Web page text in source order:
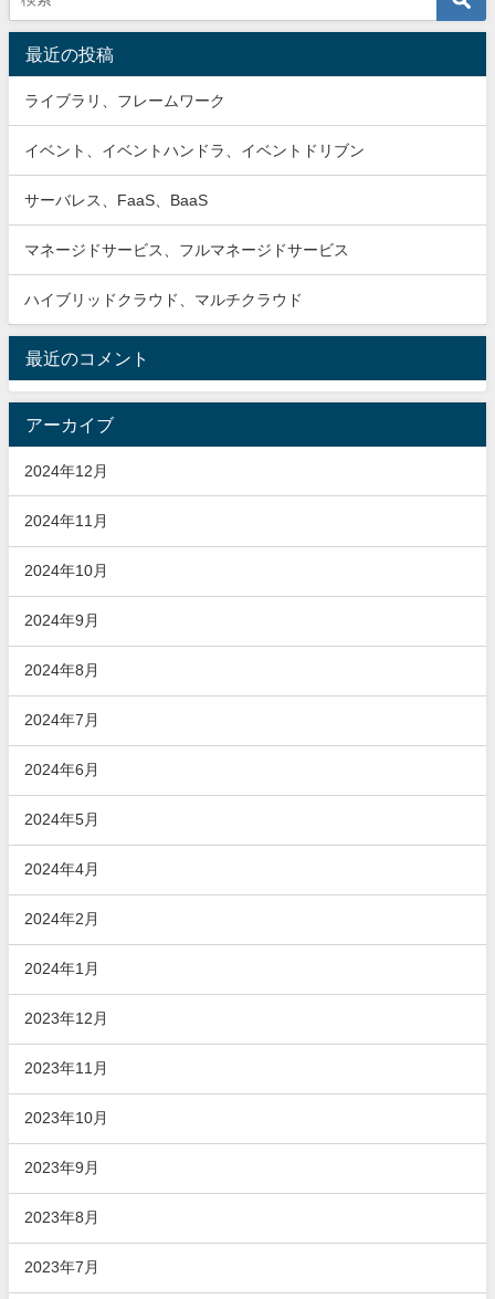
最近の投稿
ライブラリ、フレームワーク
イベント、イベントハンドラ、イベントドリブン
サーバレス、FaaS、BaaS
マネージドサービス、フルマネージドサービス
ハイブリッドクラウド、マルチクラウド
最近のコメント
アーカイブ
2024年12月
2024年11月
2024年10月
2024年9月
2024年8月
2024年7月
2024年6月
2024年5月
2024年4月
2024年2月
2024年1月
2023年12月
2023年11月
2023年10月
2023年9月
2023年8月
2023年7月